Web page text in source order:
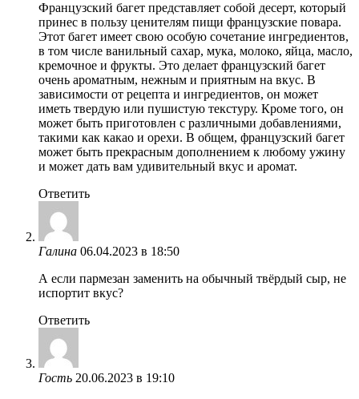
Французский багет представляет собой десерт, который
принес в пользу ценителям пищи французские повара.
Этот багет имеет свою особую сочетание ингредиентов,
в том числе ванильный сахар, мука, молоко, яйца, масло,
кремочное и фрукты. Это делает французский багет
очень ароматным, нежным и приятным на вкус. В
зависимости от рецепта и ингредиентов, он может
иметь твердую или пушистую текстуру. Кроме того, он
может быть приготовлен с различными добавлениями,
такими как какао и орехи. В общем, французский багет
может быть прекрасным дополнением к любому ужину
и может дать вам удивительный вкус и аромат.
Ответить
Галина 06.04.2023 в 18:50
А если пармезан заменить на обычный твёрдый сыр, не
испортит вкус?
Ответить
Гость 20.06.2023 в 19:10